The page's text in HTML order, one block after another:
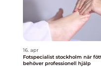
16. apr
Fotspecialist stockholm när fötterna
behöver professionell hjälp